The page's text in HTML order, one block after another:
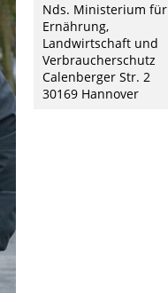
Nds. Ministerium für
Ernährung,
Landwirtschaft und
Verbraucherschutz
Calenberger Str. 2
30169 Hannover